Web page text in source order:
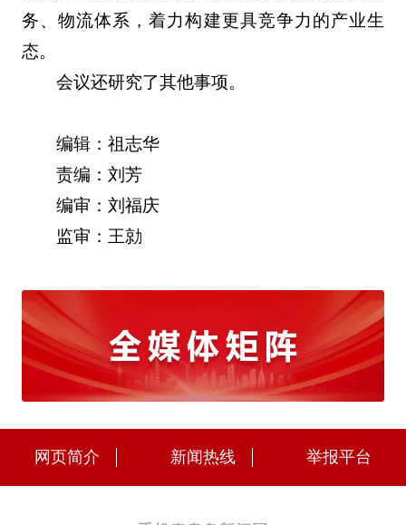
务、物流体系，着力构建更具竞争力的产业生
态。
会议还研究了其他事项。
编辑：祖志华
责编：刘芳
编审：刘福庆
监审：王勍
网页简介 新闻热线 举报平台